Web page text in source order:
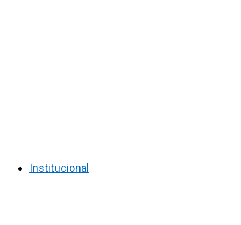
Institucional